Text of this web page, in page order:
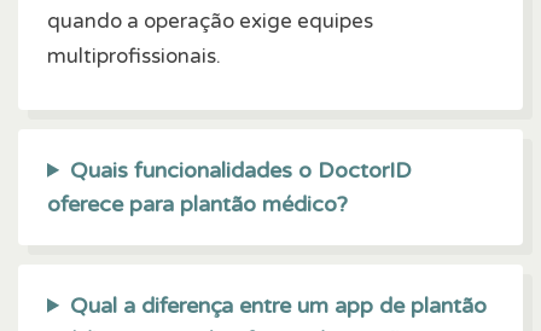
quando a operação exige equipes
multiprofissionais.
Quais funcionalidades o DoctorID
oferece para plantão médico?
Qual a diferença entre um app de plantão